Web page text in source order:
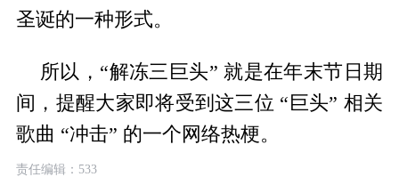
圣诞的一种形式。
所以，“解冻三巨头” 就是在年末节日期
间，提醒大家即将受到这三位 “巨头” 相关
歌曲 “冲击” 的一个网络热梗。
责任编辑：533